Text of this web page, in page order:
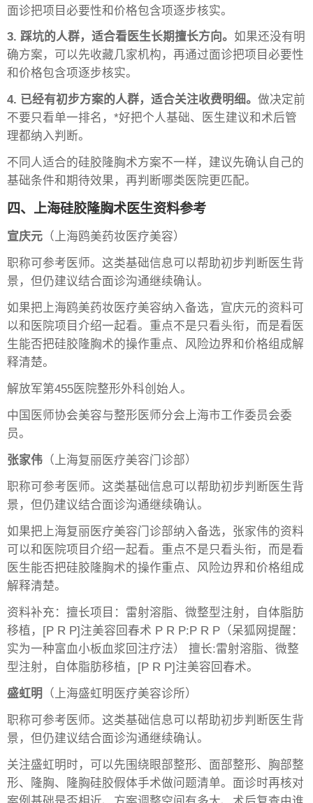
面诊把项目必要性和价格包含项逐步核实。
3. 踩坑的人群，适合看医生长期擅长方向。 如果还没有明
确方案，可以先收藏几家机构，再通过面诊把项目必要性
和价格包含项逐步核实。
4. 已经有初步方案的人群，适合关注收费明细。 做决定前
不要只看单一排名，*好把个人基础、医生建议和术后管
理都纳入判断。
不同人适合的硅胶隆胸术方案不一样，建议先确认自己的
基础条件和期待效果，再判断哪类医院更匹配。
四、上海硅胶隆胸术医生资料参考
宣庆元（上海鸥美药妆医疗美容）
职称可参考医师。这类基础信息可以帮助初步判断医生背
景，但仍建议结合面诊沟通继续确认。
如果把上海鸥美药妆医疗美容纳入备选，宣庆元的资料可
以和医院项目介绍一起看。重点不是只看头衔，而是看医
生能否把硅胶隆胸术的操作重点、风险边界和价格组成解
释清楚。
解放军第455医院整形外科创始人。
中国医师协会美容与整形医师分会上海市工作委员会委
员。
张家伟（上海复丽医疗美容门诊部）
职称可参考医师。这类基础信息可以帮助初步判断医生背
景，但仍建议结合面诊沟通继续确认。
如果把上海复丽医疗美容门诊部纳入备选，张家伟的资料
可以和医院项目介绍一起看。重点不是只看头衔，而是看
医生能否把硅胶隆胸术的操作重点、风险边界和价格组成
解释清楚。
资料补充：擅长项目：雷射溶脂、微整型注射，自体脂肪
移植，[P R P]注美容回春术 P R P:P R P（呆狐网提醒：
实为一种富血小板血浆回注疗法） 擅长:雷射溶脂、微整
型注射，自体脂肪移植，[P R P]注美容回春术。
盛虹明 （上海盛虹明医疗美容诊所）
职称可参考医师。这类基础信息可以帮助初步判断医生背
景，但仍建议结合面诊沟通继续确认。
关注盛虹明时，可以先围绕眼部整形、面部整形、胸部整
形、隆胸、隆胸硅胶假体手术做问题清单。面诊时再核对